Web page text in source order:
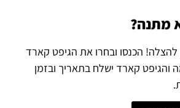
מתנה?
הכנסו ובחרו את הגיפט קארד
קארד ישלח בתאריך ובזמן